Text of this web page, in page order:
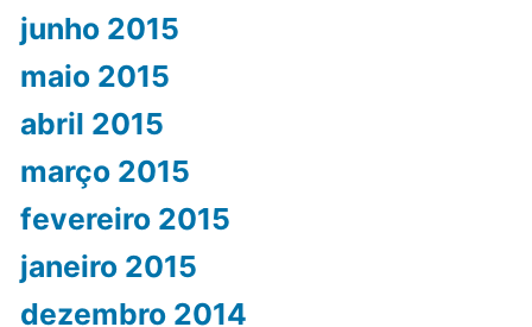
junho 2015
maio 2015
abril 2015
março 2015
fevereiro 2015
janeiro 2015
dezembro 2014